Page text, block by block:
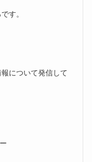
す。
について発信して